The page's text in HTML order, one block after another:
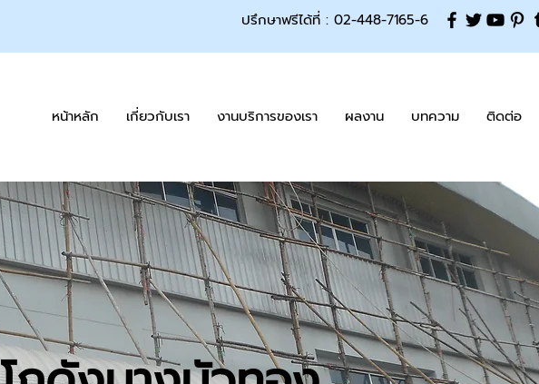
ปรึกษาฟรีได้ที่ : 02-448-7165-6
หน้าหลัก เกี่ยวกับเรา งานบริการของเรา ผลงาน บทความ ติดต่อ